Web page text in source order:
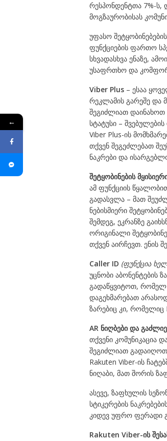
რესპონდენტთა 7%-ს,
მოგზაურობისას
უფასო
ფუნქციების ფართო
სხვადასხვა ენაზე,
უსაფრთხო და
Viber Plus– ესაა
რეკლამის გარეშე და
შეგიძლიათ დაინახოთ
სტატუსი –
Viber Plus-ის
თქვენ შეგეძლებათ
ნაკრები და
შეტყობინების
ამ ფუნქციის
გადასვლა – მათ
ნებისმიერი
შემდეგ, ეკრანზე
ორიგინალი
თქვენ აირჩევთ. ენის
Caller ID (ფუნქცია
უცნობი აბონენტების
გადაწყვიტოთ, რომელ
დაგეხმარებათ
ზარებიც კი, რომელიც
AR ნიღბები და
თქვენი კომუნიკაცია
შეგიძლიათ
Rakuten Viber-ის
ნიღაბი, მათ შორის
ასევე, ზაფხულის
სტიკერების
კიდევ უფრო ფერადი
Rakuten Viber-ის
←